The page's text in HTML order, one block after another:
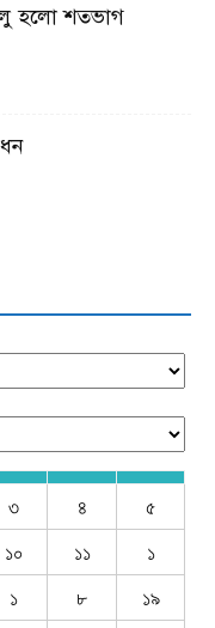
হলো শতভাগ
৩ ৪
৫
১০ ১১
১
১ ৮
১৯